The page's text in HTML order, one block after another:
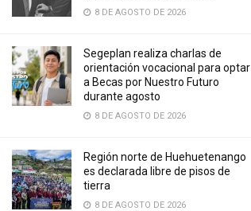
8 DE AGOSTO DE 2026
Segeplan realiza charlas de
orientación vocacional para optar
a Becas por Nuestro Futuro
durante agosto
8 DE AGOSTO DE 2026
Región norte de Huehuetenango
es declarada libre de pisos de
tierra
8 DE AGOSTO DE 2026